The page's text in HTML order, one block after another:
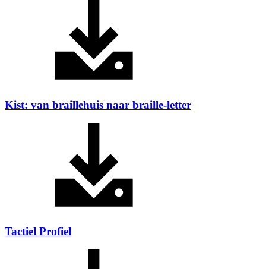
Kist: van braillehuis naar braille-letter
Tactiel Profiel